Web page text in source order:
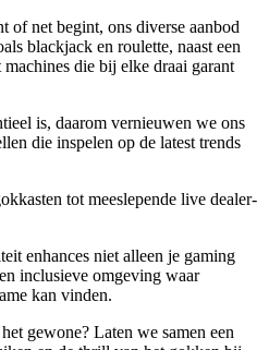
of net begint, ons diverse aanbod
blackjack en roulette, naast een
die bij elke draai garant
is, daarom vernieuwen we ons
die inspelen op de latest trends
tot meeslepende live dealer-
enhances niet alleen je gaming
inclusieve omgeving waar
kan vinden.
gewone? Laten we samen een